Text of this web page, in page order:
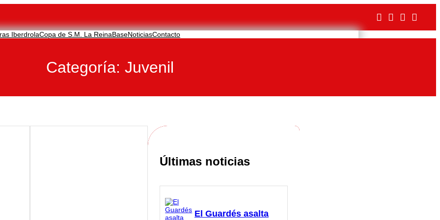
IberdrolaCopa de S.M. La ReinaBaseNoticiasContacto
Categoría: Juvenil
Últimas noticias
El Guardés asalta